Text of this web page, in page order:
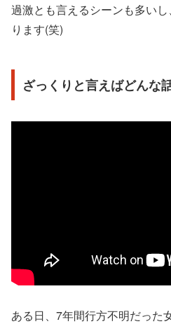
過激とも言えるシーンも多い
ります(笑)
ざっくりと言えばどんな
ある日、7年間行方不明だった